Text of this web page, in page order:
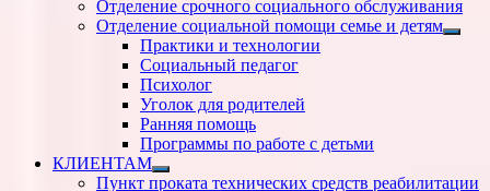
Отделение срочного социального обслуживания
Отделение социальной помощи семье и детям
Практики и технологии
Социальный педагог
Психолог
Уголок для родителей
Ранняя помощь
Программы по работе с детьми
КЛИЕНТАМ
Показать
Пункт проката технических средств реабилитации